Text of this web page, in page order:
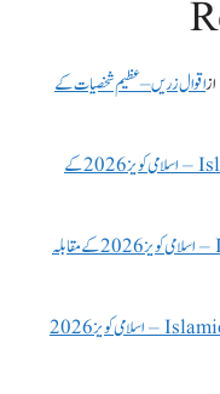
ازاقوال زریں – عظیم شخصیات کے
Islamic Quiz 2026 In Urdu – اسلامی کویز 2026 کے
Islamic Quiz 2026 In Urdu – اسلامی کویز 2026 کے مقابلہ
Islamic Quiz 2026 In Urdu – اسلامی کویز 2026